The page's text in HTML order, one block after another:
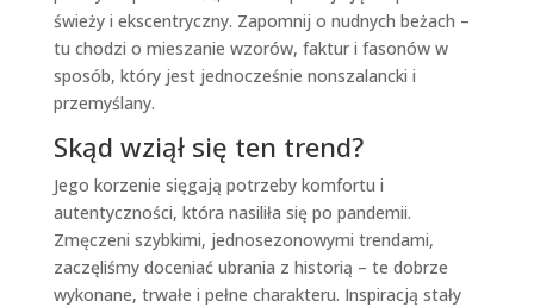
świeży i ekscentryczny. Zapomnij o nudnych beżach –
tu chodzi o mieszanie wzorów, faktur i fasonów w
sposób, który jest jednocześnie nonszalancki i
przemyślany.
Skąd wziął się ten trend?
Jego korzenie sięgają potrzeby komfortu i
autentyczności, która nasiliła się po pandemii.
Zmęczeni szybkimi, jednosezonowymi trendami,
zaczęliśmy doceniać ubrania z historią – te dobrze
wykonane, trwałe i pełne charakteru. Inspiracją stały